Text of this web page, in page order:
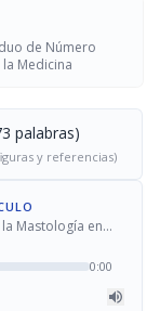
de Número
Medicina
palabras)
y referencias)
Mastología en
0:00